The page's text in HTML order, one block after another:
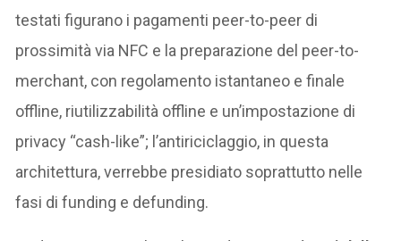
testati figurano i pagamenti peer-to-peer di
prossimità via NFC e la preparazione del peer-to-
merchant, con regolamento istantaneo e finale
offline, riutilizzabilità offline e un’impostazione di
privacy “cash-like”; l’antiriciclaggio, in questa
architettura, verrebbe presidiato soprattutto nelle
fasi di funding e defunding.